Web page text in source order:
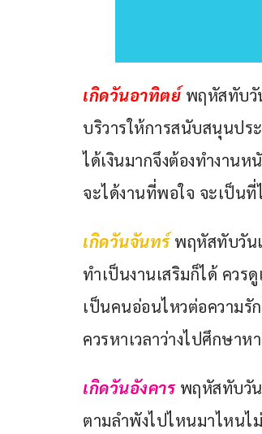
เกิดวันอาทิตย์ พฤหัสทับวั
บริวารให้การสนับสนุนปร
ได้เงินมากจึงต้องทำงาน
จะได้งานที่พอใจ จะเป็นที่
เกิดวันจันทร์ พฤหัสทับวัน
ทำเป็นงานเสริมก็ได้ คว
เป็นคนอ่อนไหวต่อความรัก
ควรหาเวลาว่างไปศึกษา
เกิดวันอังคาร พฤหัสทับวัน
ตามลำพังไปไหนมาไหนไ